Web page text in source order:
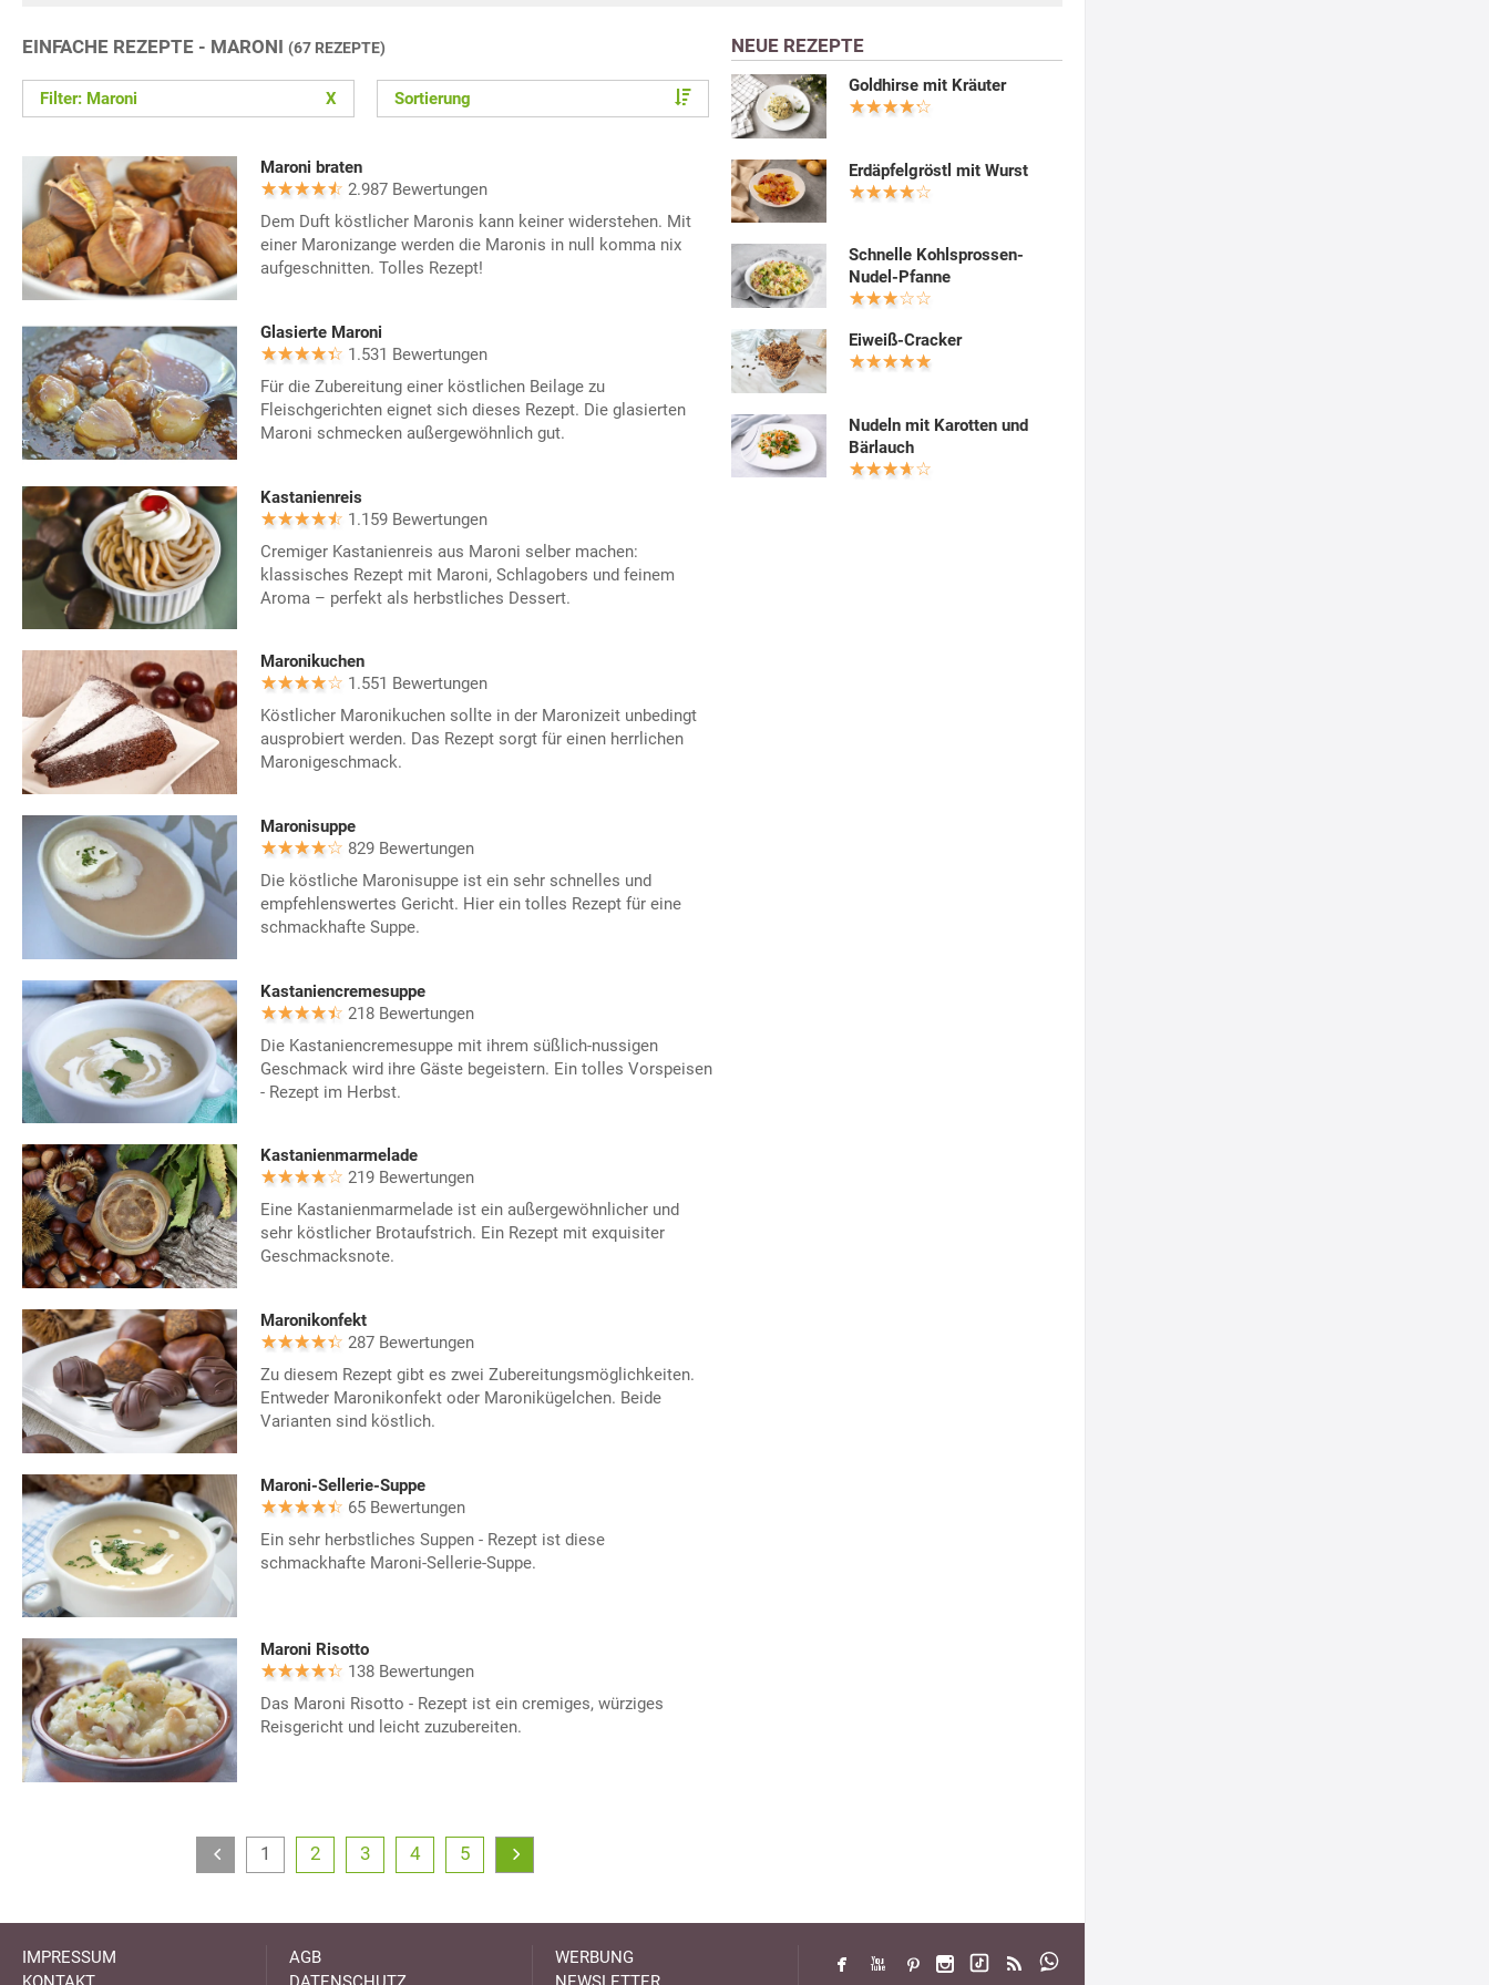
EINFACHE REZEPTE - MARONI (67 REZEPTE)
Filter: Maroni X Sortierung
Maroni braten
2.987 Bewertungen
Dem Duft köstlicher Maronis kann keiner widerstehen. Mit
einer Maronizange werden die Maronis in null komma nix
aufgeschnitten. Tolles Rezept!
Glasierte Maroni
1.531 Bewertungen
Für die Zubereitung einer köstlichen Beilage zu
Fleischgerichten eignet sich dieses Rezept. Die glasierten
Maroni schmecken außergewöhnlich gut.
Kastanienreis
1.159 Bewertungen
Cremiger Kastanienreis aus Maroni selber machen:
klassisches Rezept mit Maroni, Schlagobers und feinem
Aroma – perfekt als herbstliches Dessert.
Maronikuchen
1.551 Bewertungen
Köstlicher Maronikuchen sollte in der Maronizeit unbedingt
ausprobiert werden. Das Rezept sorgt für einen herrlichen
Maronigeschmack.
Maronisuppe
829 Bewertungen
Die köstliche Maronisuppe ist ein sehr schnelles und
empfehlenswertes Gericht. Hier ein tolles Rezept für eine
schmackhafte Suppe.
Kastaniencremesuppe
218 Bewertungen
Die Kastaniencremesuppe mit ihrem süßlich-nussigen
Geschmack wird ihre Gäste begeistern. Ein tolles Vorspeisen
- Rezept im Herbst.
Kastanienmarmelade
219 Bewertungen
Eine Kastanienmarmelade ist ein außergewöhnlicher und
sehr köstlicher Brotaufstrich. Ein Rezept mit exquisiter
Geschmacksnote.
Maronikonfekt
287 Bewertungen
Zu diesem Rezept gibt es zwei Zubereitungsmöglichkeiten.
Entweder Maronikonfekt oder Maronikügelchen. Beide
Varianten sind köstlich.
Maroni-Sellerie-Suppe
65 Bewertungen
Ein sehr herbstliches Suppen - Rezept ist diese
schmackhafte Maroni-Sellerie-Suppe.
Maroni Risotto
138 Bewertungen
Das Maroni Risotto - Rezept ist ein cremiges, würziges
Reisgericht und leicht zuzubereiten.
1 2 3 4 5
NEUE REZEPTE
Goldhirse mit Kräuter
Erdäpfelgröstl mit Wurst
Schnelle Kohlsprossen-
Nudel-Pfanne
Eiweiß-Cracker
Nudeln mit Karotten und
Bärlauch
IMPRESSUM
AGB
WERBUNG